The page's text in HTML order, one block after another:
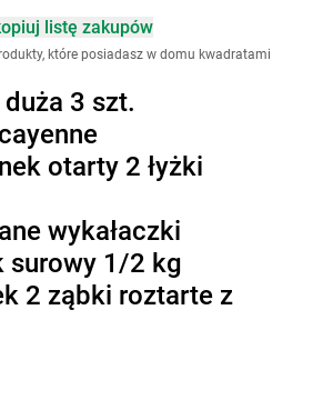
listę zakupów
które posiadasz w domu kwadratami
3 szt.
otarty 2 łyżki
wykałaczki
surowy 1/2 kg
2 ząbki roztarte z